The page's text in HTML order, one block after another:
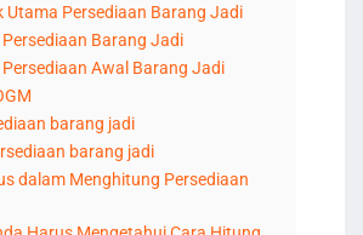
Utama Persediaan Barang Jadi
Barang Jadi
Awal Barang Jadi
barang jadi
barang jadi
dalam Menghitung Persediaan